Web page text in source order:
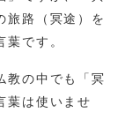
旅路（冥途）を
です。
教の中でも「冥
葉は使いませ